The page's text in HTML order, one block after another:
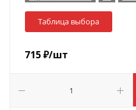
Таблица выбора
715₽/шт